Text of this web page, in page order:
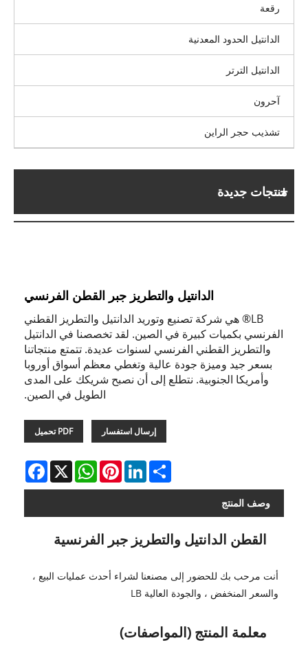
رقعة
الدانتيل الحدود المعدنية
الدانتيل الترتر
آحرون
تشذيب حجر الراين
منتجات جديدة
الدانتيل والتطريز جبر القطن الفرنسي
LB® هي شركة تصنيع وتوريد الدانتيل والتطريز القطني
الفرنسي بكميات كبيرة في الصين. لقد تخصصنا في الدانتيل
والتطريز القطني الفرنسي لسنوات عديدة. تتمتع منتجاتنا
بسعر جيد وميزة جودة عالية وتغطي معظم أسواق أوروبا
وأمريكا الجنوبية. نتطلع إلى أن نصبح شريكك على المدى
الطويل في الصين.
إرسال استفسار PDF تحميل
Facebook X
WhatsAppPinterestLinkedInShare
وصف المنتج
القطن الدانتيل والتطريز جبر الفرنسية
أنت مرحب بك للحضور إلى مصنعنا لشراء أحدث عمليات البيع ،
والسعر المنخفض ، والجودة العالية LB
معلمة المنتج (المواصفات)